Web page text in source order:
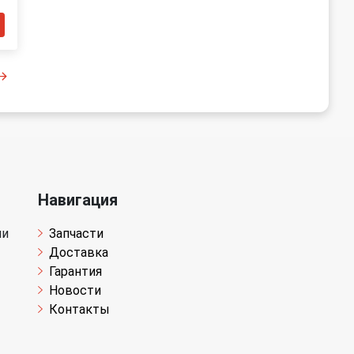
Навигация
Запчасти
Доставка
Гарантия
Новости
Контакты